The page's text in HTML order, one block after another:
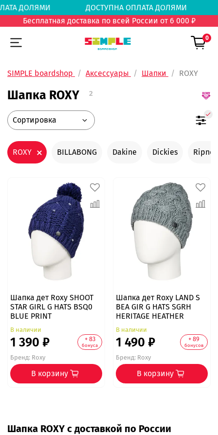
ДОЛЯМИ
ДОСТУПНА ОПЛАТА
Бесплатная доставка по всей России от 6 000 ₽
0
SIMPLE boardshop Аксессуары Шапки ROXY
Шапка ROXY 2
ROXY BILLABONG Dakine Dickies
Шапка дет Roxy SHOOT
STAR GIRL G HATS BSQ0
BLUE PRINT
В наличии
1 390 ₽ + 83
бонуса
Бренд:Roxy
В корзину
Шапка дет Roxy LAND S
BEA GIR G HATS SGRH
HERITAGE HEATHER
В наличии
1 490 ₽ + 89
бонусов
Бренд:Roxy
В корзину
Шапка ROXY с доставкой по России